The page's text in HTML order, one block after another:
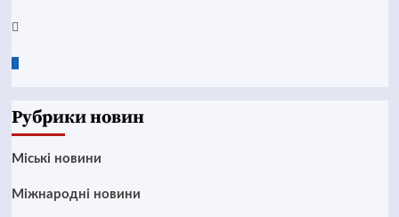
Twitter
Google
Рубрики новин
Mіські новини
Міжнародні новини